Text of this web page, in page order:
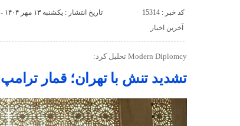
کد خبر : 15314 تاریخ انتشار : یکشنبه ۱۳ مهر ۱۴۰۴ - ۹:۳۷
آخرین اخبار
Modern Diplomcy تحلیل کرد:
تشدید تنش با تهران؛ قمار ترامپ